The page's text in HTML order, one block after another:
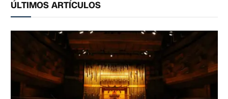
ÚLTIMOS ARTÍCULOS